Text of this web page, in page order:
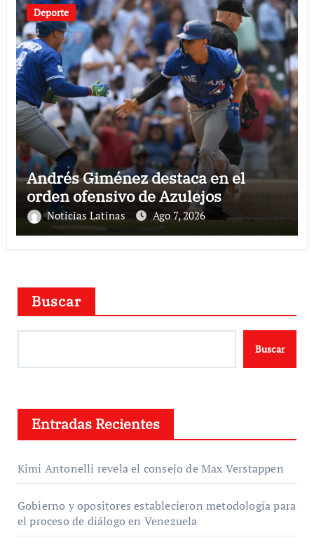
Deporte
Andrés Giménez destaca en el
orden ofensivo de Azulejos
Noticias Latinas Ago 7, 2026
Buscar
Buscar
Entradas Recientes
Kimi Antonelli revela el consejo de Max Verstappen
Gobierno y opositores establecieron metodología para
el proceso de diálogo en Venezuela